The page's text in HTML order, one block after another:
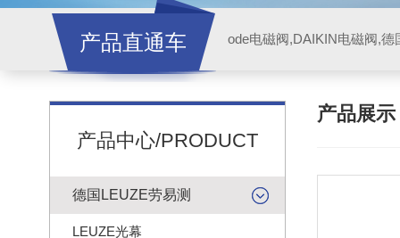
产品直通车 ode电磁阀,DAIKIN电磁阀,
产品中心/PRODUCT
德国LEUZE劳易测
LEUZE光幕
产品展示